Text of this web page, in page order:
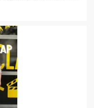
Myriam, agent ...